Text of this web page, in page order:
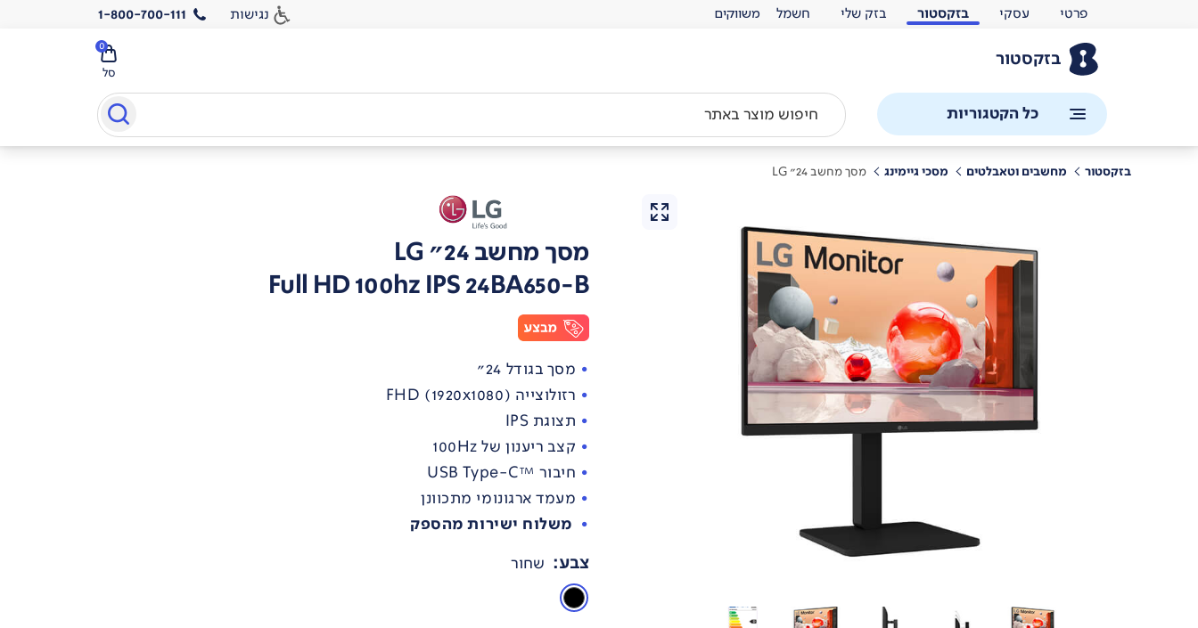
פרטי עסקי בזקסטור בזק שלי חשמל נגישות 1-800-700-111
בזקסטור
סל
0
כל הקטגוריות
בזקסטור מחשבים וטאבלטים מסכי גיימינג מסך מחשב 24" LG
מסך מחשב 24" LG
Full HD 100hz IPS 24BA650-B
מסך בגודל 24"
רזולוצייה ‏(1920x1080) FHD
תצוגת IPS
קצב ריענון של 100Hz
חיבור ™USB Type-C
מעמד ארגונומי מתכוונן
משלוח ישירות מהספק
צבע: שחור
משווקים